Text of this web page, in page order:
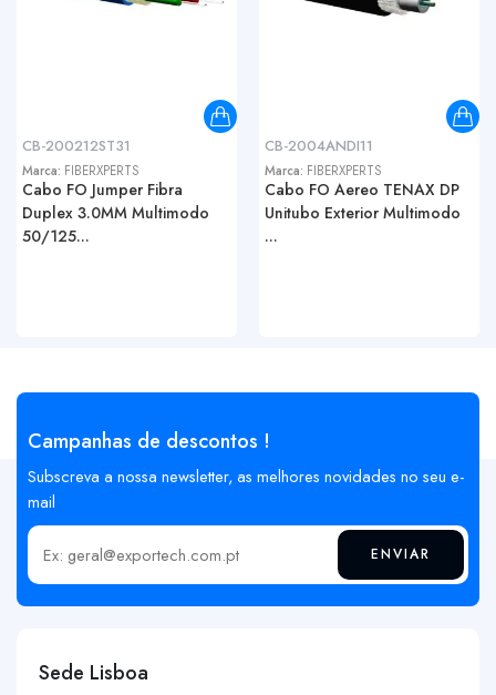
CB-200212ST31
Marca: FIBERXPERTS
Cabo FO Jumper Fibra
Duplex 3.0MM Multimodo
50/125...
CB-2004ANDI11
Marca: FIBERXPERTS
Cabo FO Aereo TENAX DP
Unitubo Exterior Multimodo
...
Campanhas de descontos !
Subscreva a nossa newsletter, as melhores novidades no seu e-
mail
Insira o seu email ENVIAR
Sede Lisboa